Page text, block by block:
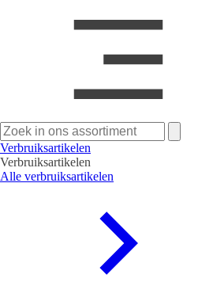
Zoeken
naar:
Verbruiksartikelen
Verbruiksartikelen
Alle verbruiksartikelen